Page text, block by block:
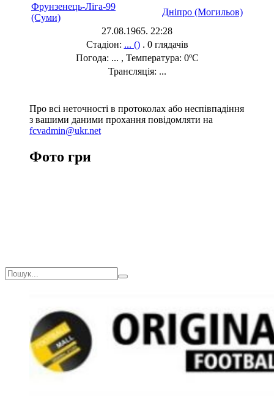
Фрунзенець-Ліга-99
(Суми)
Дніпро (Могильов)
27.08.1965. 22:28
Стадіон: ... (). 0 глядачів
Погода: ... , Температура: 0ºC
Трансляція: ...
Про всі неточності в протоколах або неспівпадіння
з вашими даними прохання повідомляти на
fcvadmin@ukr.net
Фото гри